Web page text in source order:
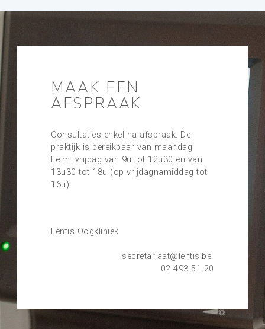
MAAK EEN
AFSPRAAK
Consultaties enkel na afspraak. De
praktijk is bereikbaar van maandag
t.e.m. vrijdag van 9u tot 12u30 en van
13u30 tot 18u (op vrijdagnamiddag tot
16u).
Lentis Oogkliniek
secretariaat@lentis.be
02 493 51 20